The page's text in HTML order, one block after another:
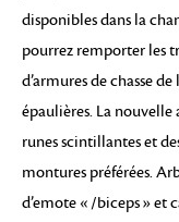
disponibles dans la
pourrez remporter les
d’armures de chasse
épaulières. La nouvelle
runes scintillantes et
montures préférées.
d’emote « /biceps » et